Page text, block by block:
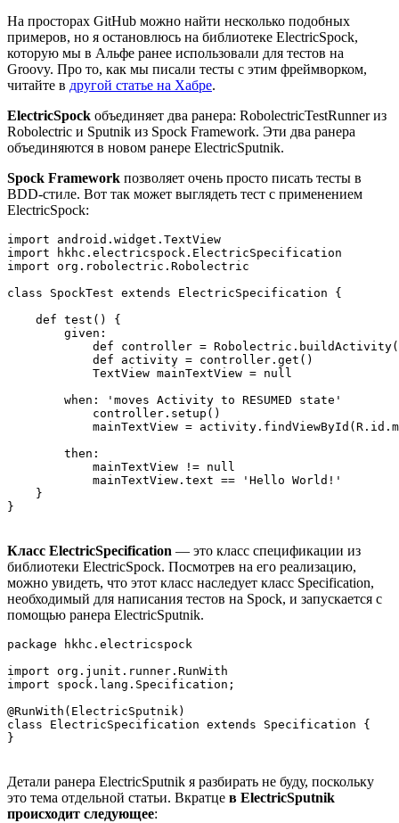
На просторах GitHub можно найти несколько подобных
примеров, но я остановлюсь на библиотеке ElectricSpock,
которую мы в Альфе ранее использовали для тестов на
Groovy. Про то, как мы писали тесты с этим фреймворком,
читайте в другой статье на Хабре.
ElectricSpock объединяет два ранера: RobolectricTestRunner из
Robolectric и Sputnik из Spock Framework. Эти два ранера
объединяются в новом ранере ElectricSputnik.
Spock Framework позволяет очень просто писать тесты в
BDD-стиле. Вот так может выглядеть тест с применением
ElectricSpock:
import android.widget.TextView
import hkhc.electricspock.ElectricSpecification
import org.robolectric.Robolectric
class SpockTest extends ElectricSpecification {
def test() {
given:
def controller =
def activity = controller.get()
TextView mainTextView = null
when: 'moves Activity to RESUMED state'
controller.setup()
mainTextView =
then:
mainTextView != null
mainTextView.text == 'Hello World!'
    }
}
Класс ElectricSpecification — это класс спецификации из
библиотеки ElectricSpock. Посмотрев на его реализацию,
можно увидеть, что этот класс наследует класс Specification,
необходимый для написания тестов на Spock, и запускается с
помощью ранера ElectricSputnik.
package hkhc.electricspock
import org.junit.runner.RunWith
import spock.lang.Specification;
@RunWith(ElectricSputnik)
class ElectricSpecification extends Specification {
}
Детали ранера ElectricSputnik я разбирать не буду, поскольку
это тема отдельной статьи. Вкратце в ElectricSputnik
происходит следующее: